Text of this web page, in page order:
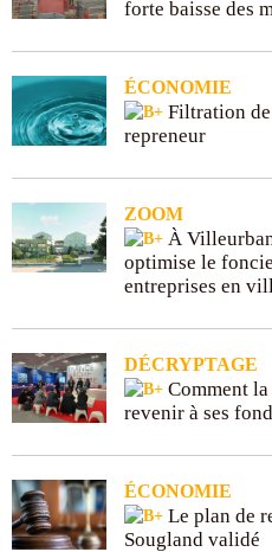
forte baisse des
ÉCONOMIE
Filtration
repreneur
ZOOM
À
optimise le
entreprises en
DÉCRYPTAGE
Comment
revenir à ses
ÉCONOMIE
Le plan de
Sougland validé